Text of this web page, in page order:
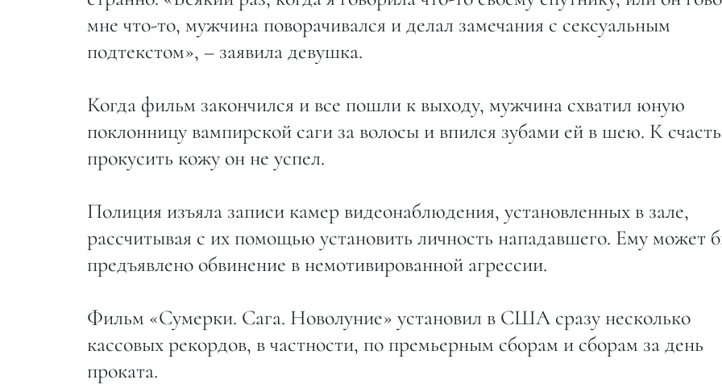
мне что-то, мужчина поворачивался и делал замечания с сексуальным
подтекстом», – заявила девушка.
Когда фильм закончился и все пошли к выходу, мужчина схватил юную
поклонницу вампирской саги за волосы и впился зубами ей в шею. К
прокусить кожу он не успел.
Полиция изъяла записи камер видеонаблюдения, установленных в зале,
рассчитывая с их помощью установить личность нападавшего. Ему может
предъявлено обвинение в немотивированной агрессии.
Фильм «Сумерки. Сага. Новолуние» установил в США сразу несколько
кассовых рекордов, в частности, по премьерным сборам и сборам за день
проката.